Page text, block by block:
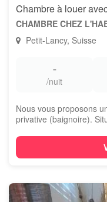
Chambre à louer
CHAMBRE CHEZ
Petit-Lancy, Suisse
-
/nuit
Nous vous proposons
privative (baignoire).